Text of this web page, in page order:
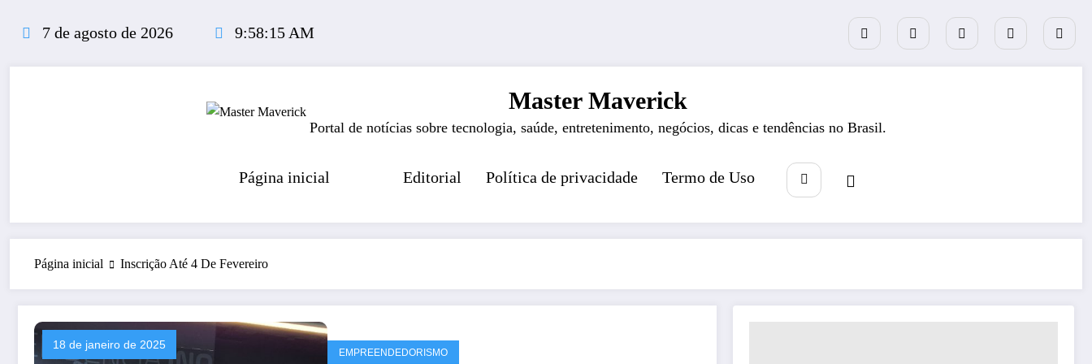
conteúdo
7 de agosto de 2026 9:58:15 AM
Master Maverick
Portal de notícias sobre tecnologia, saúde, entretenimento, negócios, dicas e tendências no Brasil.
Página inicial Editorial Política de privacidade Termo de Uso
Página inicial Inscrição Até 4 De Fevereiro
18 de janeiro de 2025
EMPREENDEDORISMO